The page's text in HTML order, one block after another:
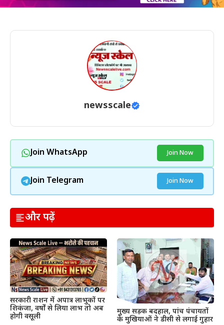
newsscale
Join WhatsApp Join Now
Join Telegram Join Now
और पढ़ें
सरकारी राशन में अपात्र लाभुकों पर
शिकंजा, वर्षों से लिया लाभ तो अब
होगी वसूली
मुख्य सड़क बदहाल, पांच पंचायतों
के मुखियाओं ने डीसी से लगाई गुहार